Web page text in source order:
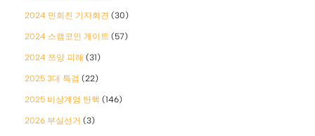
2024 민희진 기자회견 (30)
2024 스캠코인 게이트 (57)
2024 쯔양 피해 (31)
2025 3대 특검 (22)
2025 비상계엄 탄핵 (146)
2026 부실선거 (3)